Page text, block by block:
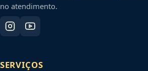
no atendimento.
SERVIÇOS